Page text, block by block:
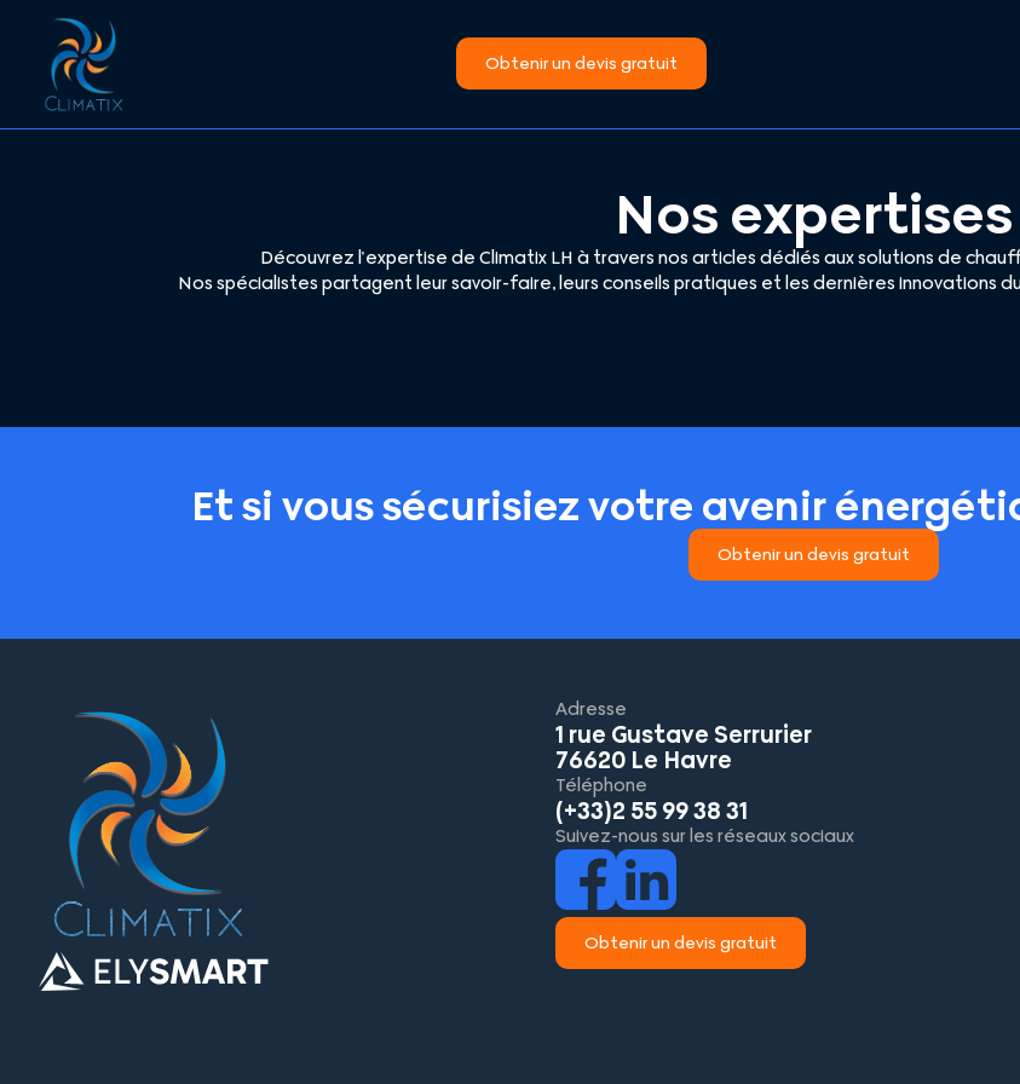
Obtenir un devis gratuit
Nos expertises
Découvrez l’expertise de Climatix LH à travers nos articles dédiés aux solutions de
Nos spécialistes partagent leur savoir-faire, leurs conseils pratiques et les dernières innovations
Et si vous sécurisiez votre avenir
Obtenir un devis gratuit
Adresse
1 rue Gustave Serrurier
76620 Le Havre
Téléphone
(+33)2 55 99 38 31
Suivez-nous sur les réseaux sociaux
Obtenir un devis gratuit